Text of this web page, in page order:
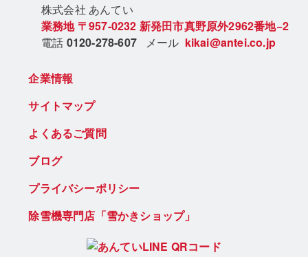
株式会社 あんてい
業務地 〒957-0232 新発田市真野原外2962番地−2
電話 0120-278-607 メール kikai@antei.co.jp
企業情報
サイトマップ
よくあるご質問
ブログ
プライバシーポリシー
除雪機専門店「雪かきショップ」